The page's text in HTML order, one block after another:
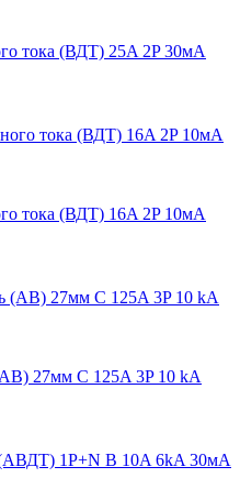
тока (ВДТ) 25A 2P 30мА
тока (ВДТ) 16A 2P 10мА
27мм C 125A 3P 10 kA